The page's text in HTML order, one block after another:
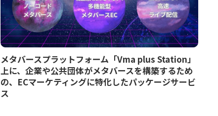
メタバースプラットフォーム「Vma plus Station」
上に、企業や公共団体がメタバースを構築するため
の、ECマーケティングに特化したパッケージサービ
ス